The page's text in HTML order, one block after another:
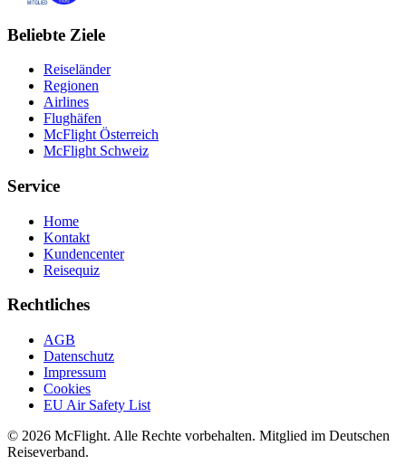
Beliebte Ziele
Reiseländer
Regionen
Airlines
Flughäfen
McFlight Österreich
McFlight Schweiz
Service
Home
Kontakt
Kundencenter
Reisequiz
Rechtliches
AGB
Datenschutz
Impressum
Cookies
EU Air Safety List
© 2026 McFlight. Alle Rechte vorbehalten. Mitglied im Deutschen
Reiseverband.